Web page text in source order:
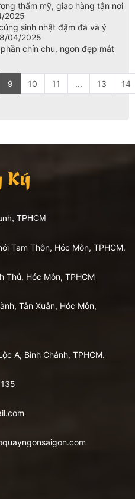
thẩm mỹ, giao hàng tận nơi
2025
sinh nhật đậm đà và ý
04/2025
chỉn chu, ngon đẹp mắt
9 10 11 ... 13 14
Ký
TPHCM
Tam Thôn, Hóc Môn, TPHCM.
Thủ, Hóc Môn, TPHCM
Tân Xuân, Hóc Môn,
A, Bình Chánh, TPHCM.